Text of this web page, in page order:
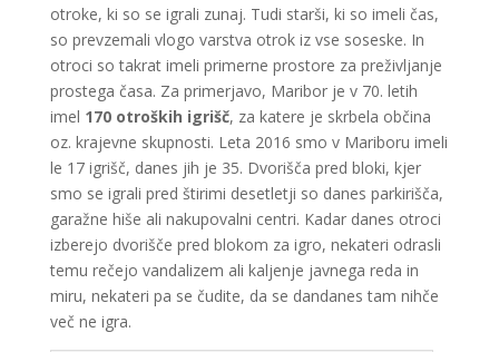
otroke, ki so se igrali zunaj. Tudi starši, ki so imeli čas,
so prevzemali vlogo varstva otrok iz vse soseske. In
otroci so takrat imeli primerne prostore za preživljanje
prostega časa. Za primerjavo, Maribor je v 70. letih
imel 170 otroških igrišč, za katere je skrbela občina
oz. krajevne skupnosti. Leta 2016 smo v Mariboru imeli
le 17 igrišč, danes jih je 35. Dvorišča pred bloki, kjer
smo se igrali pred štirimi desetletji so danes parkirišča,
garažne hiše ali nakupovalni centri. Kadar danes otroci
izberejo dvorišče pred blokom za igro, nekateri odrasli
temu rečejo vandalizem ali kaljenje javnega reda in
miru, nekateri pa se čudite, da se dandanes tam nihče
več ne igra.